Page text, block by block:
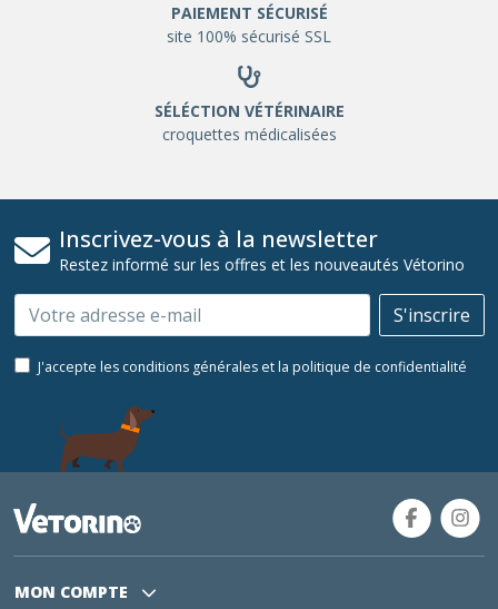
PAIEMENT SÉCURISÉ
site 100% sécurisé SSL
SÉLÉCTION VÉTÉRINAIRE
croquettes médicalisées
Inscrivez-vous à la newsletter
Restez informé sur les offres et les nouveautés Vétorino
Email S'inscrire
J'accepte les conditions générales et la politique de confidentialité
MON COMPTE